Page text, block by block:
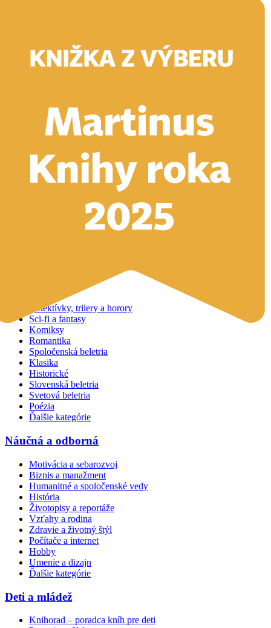
Vyhľadávanie
Vyhľadávanie
Detektívky, trilery a horory
Sci-fi a fantasy
Komiksy
Romantika
Spoločenská beletria
Klasika
Historické
Slovenská beletria
Svetová beletria
Poézia
Ďalšie kategórie
Náučná a odborná
Motivácia a sebarozvoj
Biznis a manažment
Humanitné a spoločenské vedy
História
Životopisy a reportáže
Vzťahy a rodina
Zdravie a životný štýl
Počítače a internet
Hobby
Umenie a dizajn
Ďalšie kategórie
Deti a mládež
Knihorad – poradca kníh pre deti